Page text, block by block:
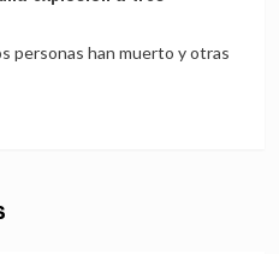
personas han muerto y otras